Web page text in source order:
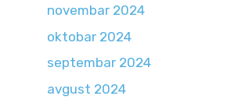
novembar 2024
oktobar 2024
septembar 2024
avgust 2024